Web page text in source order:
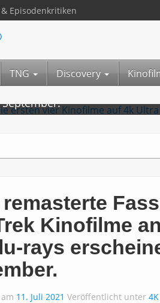
Episodenkritiken
TNG Discovery
Fassungen der
remasterte
Kinofilme
rays
11. Juli 2021 Veröffentlicht unter